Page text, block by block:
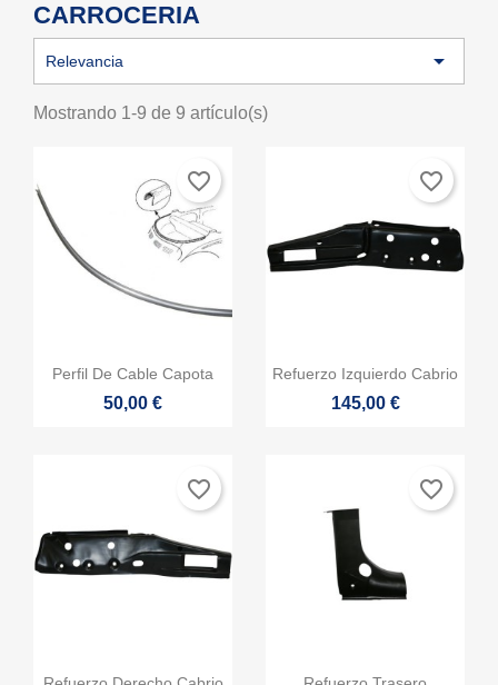
CARROCERIA
Relevancia 
Mostrando 1-9 de 9 artículo(s)
Vista rápida
Perfil De Cable Capota
50,00 €
favorite_border
Vista rápida
Refuerzo Izquierdo Cabrio
145,00 €
favorite_border
Vista rápida
favorite_border
Vista rápida
favorite_border